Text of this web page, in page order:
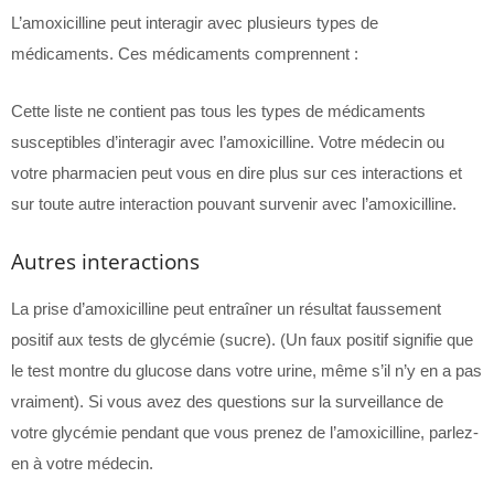
L’amoxicilline peut interagir avec plusieurs types de
médicaments. Ces médicaments comprennent :
Cette liste ne contient pas tous les types de médicaments
susceptibles d’interagir avec l’amoxicilline. Votre médecin ou
votre pharmacien peut vous en dire plus sur ces interactions et
sur toute autre interaction pouvant survenir avec l’amoxicilline.
Autres interactions
La prise d’amoxicilline peut entraîner un résultat faussement
positif aux tests de glycémie (sucre). (Un faux positif signifie que
le test montre du glucose dans votre urine, même s’il n’y en a pas
vraiment). Si vous avez des questions sur la surveillance de
votre glycémie pendant que vous prenez de l’amoxicilline, parlez-
en à votre médecin.